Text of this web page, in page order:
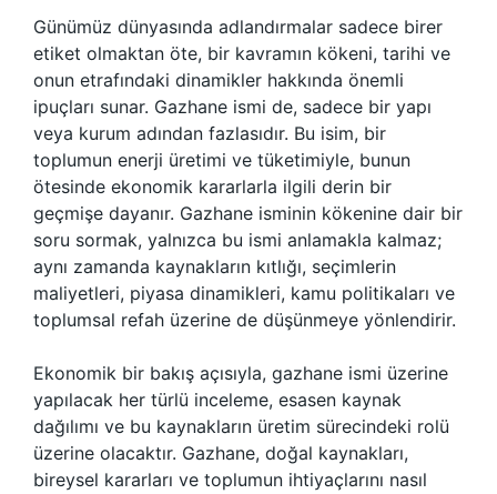
Günümüz dünyasında adlandırmalar sadece birer
etiket olmaktan öte, bir kavramın kökeni, tarihi ve
onun etrafındaki dinamikler hakkında önemli
ipuçları sunar. Gazhane ismi de, sadece bir yapı
veya kurum adından fazlasıdır. Bu isim, bir
toplumun enerji üretimi ve tüketimiyle, bunun
ötesinde ekonomik kararlarla ilgili derin bir
geçmişe dayanır. Gazhane isminin kökenine dair bir
soru sormak, yalnızca bu ismi anlamakla kalmaz;
aynı zamanda kaynakların kıtlığı, seçimlerin
maliyetleri, piyasa dinamikleri, kamu politikaları ve
toplumsal refah üzerine de düşünmeye yönlendirir.
Ekonomik bir bakış açısıyla, gazhane ismi üzerine
yapılacak her türlü inceleme, esasen kaynak
dağılımı ve bu kaynakların üretim sürecindeki rolü
üzerine olacaktır. Gazhane, doğal kaynakları,
bireysel kararları ve toplumun ihtiyaçlarını nasıl